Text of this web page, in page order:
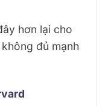
hơn lại cho
đủ mạnh